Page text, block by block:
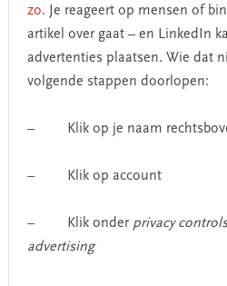
zo. Je reageert op mensen of
artikel over gaat – en LinkedIn
advertenties plaatsen. Wie dat
volgende stappen doorlopen:
– Klik op je naam
– Klik op account
– Klik onder privacy controls
advertising